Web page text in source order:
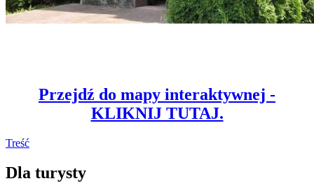
Przejdź do mapy interaktywnej -
KLIKNIJ TUTAJ.
Treść
Dla turysty